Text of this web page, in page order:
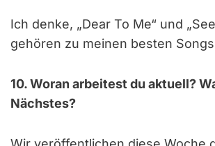
Ich denke, „Dear To Me“ und
gehören zu meinen besten
10. Woran arbeitest du aktuell?
Nächstes?